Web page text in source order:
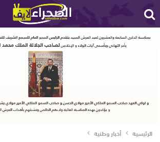
الرئيسية أخبار وطنية